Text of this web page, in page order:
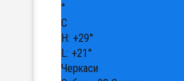
°
C
H: +29°
L: +21°
Черкаси